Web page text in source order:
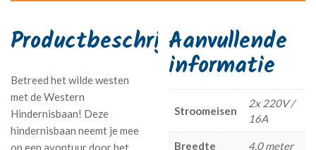
Betreed het wilde westen
met de Western
Hindernisbaan! Deze
hindernisbaan neemt je mee
op een avontuur door het
Aanvullende
informatie
Stroomeisen
2x 220V /
16A
Breedte 4,0 meter